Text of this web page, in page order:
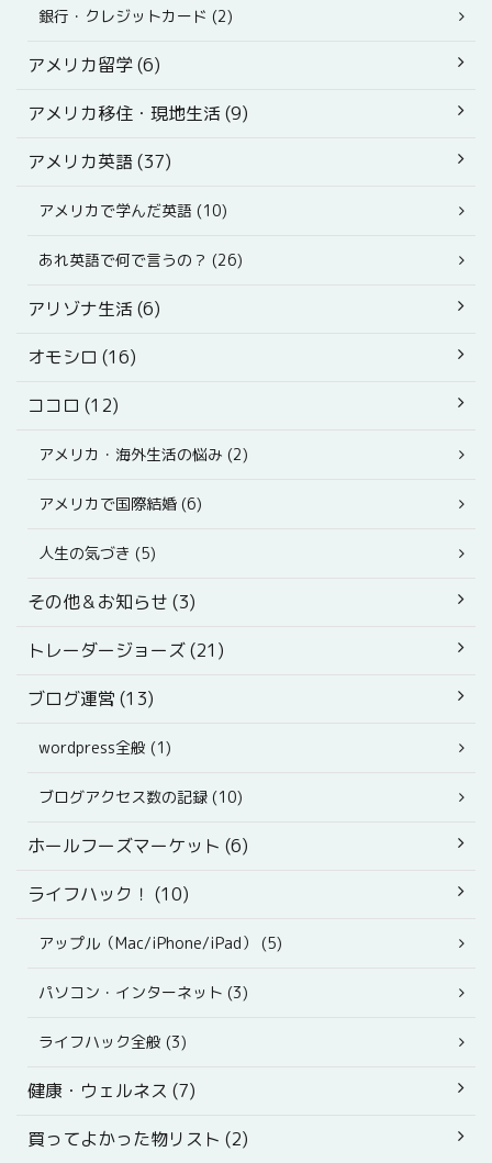
銀行・クレジットカード (2)
アメリカ留学 (6)
アメリカ移住・現地生活 (9)
アメリカ英語 (37)
アメリカで学んだ英語 (10)
あれ英語で何で言うの？ (26)
アリゾナ生活 (6)
オモシロ (16)
ココロ (12)
アメリカ・海外生活の悩み (2)
アメリカで国際結婚 (6)
人生の気づき (5)
その他＆お知らせ (3)
トレーダージョーズ (21)
ブログ運営 (13)
wordpress全般 (1)
ブログアクセス数の記録 (10)
ホールフーズマーケット (6)
ライフハック！ (10)
アップル（Mac/iPhone/iPad） (5)
パソコン・インターネット (3)
ライフハック全般 (3)
健康・ウェルネス (7)
買ってよかった物リスト (2)